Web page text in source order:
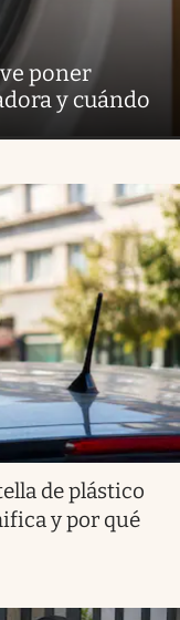
poner
y cuándo
de plástico
y por qué